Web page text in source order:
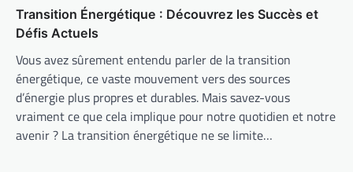
Transition Énergétique : Découvrez les Succès et
Défis Actuels
Vous avez sûrement entendu parler de la transition
énergétique, ce vaste mouvement vers des sources
d’énergie plus propres et durables. Mais savez-vous
vraiment ce que cela implique pour notre quotidien et notre
avenir ? La transition énergétique ne se limite…